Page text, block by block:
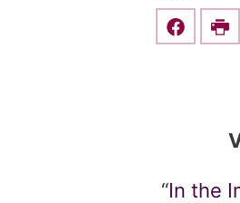
SharePrint
“In the